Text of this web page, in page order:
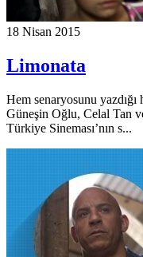
18 Nisan 2015
Limonata
Hem senaryosunu
Güneşin Oğlu, Celal Tan
Türkiye Sineması’nın s...